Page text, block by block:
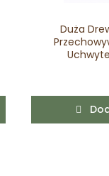
Duża